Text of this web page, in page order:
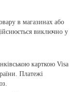
в магазинах або
виключно у
карткою Visa
Платежі